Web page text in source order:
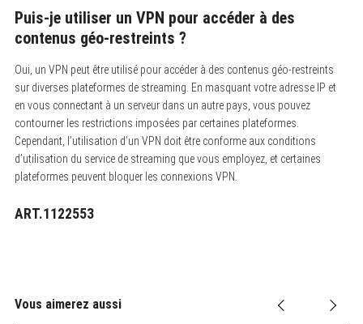
Puis-je utiliser un VPN pour accéder à des
contenus géo-restreints ?
Oui, un VPN peut être utilisé pour accéder à des contenus géo-restreints
sur diverses plateformes de streaming. En masquant votre adresse IP et
en vous connectant à un serveur dans un autre pays, vous pouvez
contourner les restrictions imposées par certaines plateformes.
Cependant, l’utilisation d’un VPN doit être conforme aux conditions
d’utilisation du service de streaming que vous employez, et certaines
plateformes peuvent bloquer les connexions VPN.
ART.1122553
Vous aimerez aussi